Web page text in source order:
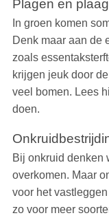
Plagen en
In groen komen
Denk maar aan de
zoals
krijgen jeuk door
veel bomen. Lees
doen.
Bij onkruid denken
overkomen. Maar
voor het
zo voor meer